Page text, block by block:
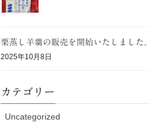
栗蒸し羊羹の販売を開始いたしました。
2025年10月8日
カテゴリー
Uncategorized